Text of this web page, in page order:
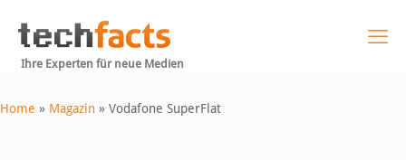
Ihre Experten für neue Medien
Home » Magazin » Vodafone SuperFlat